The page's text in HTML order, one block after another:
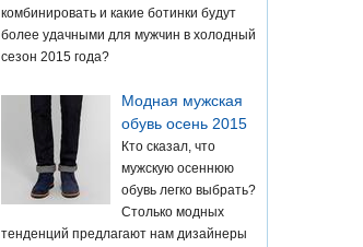
комбинировать и какие ботинки будут
более удачными для мужчин в холодный
сезон 2015 года?
Модная мужская
обувь осень 2015
Кто сказал, что
мужскую осеннюю
обувь легко выбрать?
Столько модных
тенденций предлагают нам дизайнеры